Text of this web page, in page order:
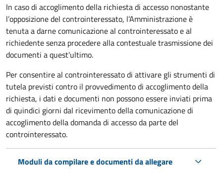
In caso di accoglimento della richiesta di accesso nonostante
l’opposizione del controinteressato, l’Amministrazione è
tenuta a darne comunicazione al controinteressato e al
richiedente senza procedere alla contestuale trasmissione dei
documenti a quest’ultimo.
Per consentire al controinteressato di attivare gli strumenti di
tutela previsti contro il provvedimento di accoglimento della
richiesta, i dati e documenti non possono essere inviati prima
di quindici giorni dal ricevimento della comunicazione di
accoglimento della domanda di accesso da parte del
controinteressato.
Moduli da compilare e documenti da allegare